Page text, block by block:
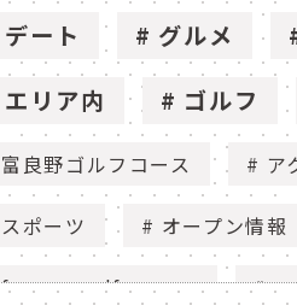
デート
グルメ
エリア内
ゴルフ
富良野ゴルフコース ア
スポーツ オープン情報
furano golf course